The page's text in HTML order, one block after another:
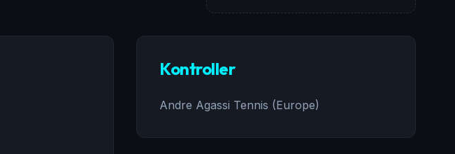
Kontroller
Andre Agassi Tennis (Europe)